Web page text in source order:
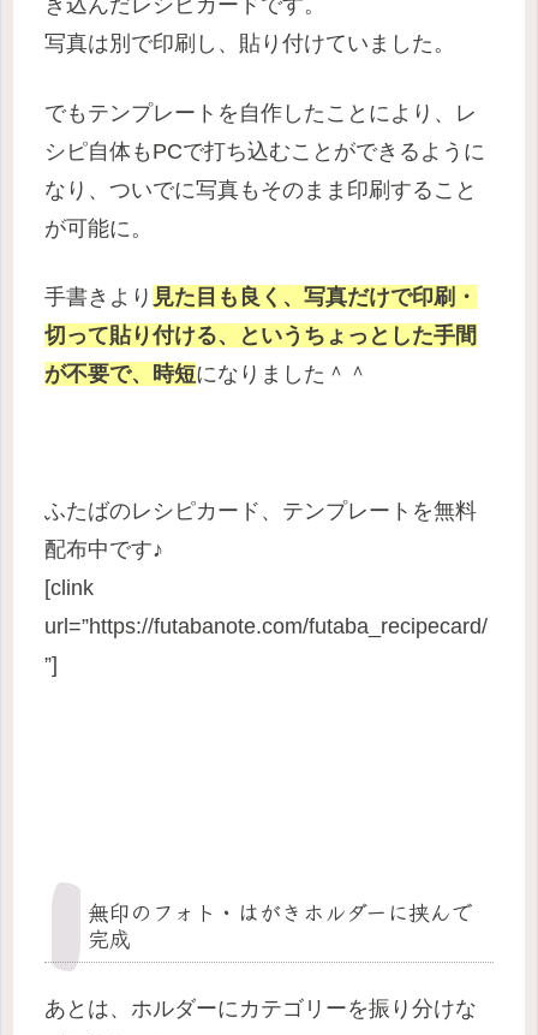
き込んだレシピカードです。
写真は別で印刷し、貼り付けていました。
でもテンプレートを自作したことにより、レ
シピ自体もPCで打ち込むことができるように
なり、ついでに写真もそのまま印刷すること
が可能に。
手書きより 見た目も良く、写真だけで印刷・
切って貼り付ける、というちょっとした手間
が不要で、時短になりました＾＾
ふたばのレシピカード、テンプレートを無料
配布中です♪
[clink
url=”https://futabanote.com/futaba_recipecard/
”]
無印のフォト・はがきホルダーに挟んで
完成
あとは、ホルダーにカテゴリーを振り分けな